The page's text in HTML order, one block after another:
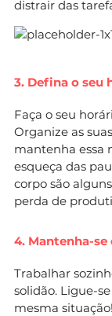
distrair das
3. Defina o seu
Faça o seu
Organize as
mantenha essa
esqueça das
corpo são
perda de
4. Mantenha-se
Trabalhar
solidão. Ligue-
mesma